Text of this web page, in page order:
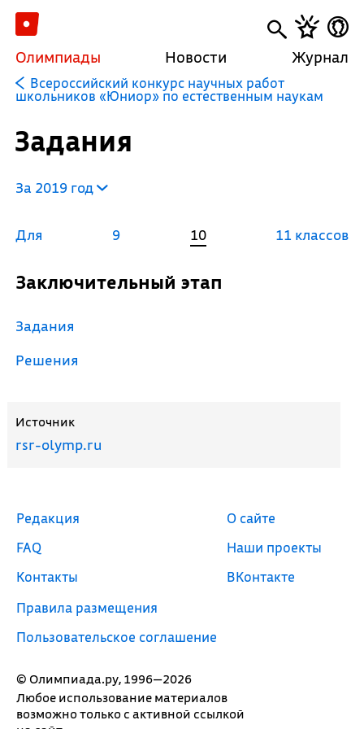
Олимпиады Новости Журнал
Всероссийский конкурс научных работ
школьников «Юниор» по естественным наукам
Задания
За 2019 год
Для 9 10 11 классов
Заключительный этап
Задания
Решения
Источник
rsr-olymp.ru
© Олимпиада.ру, 1996—2026
Любое использование материалов
возможно только с активной ссылкой
Редакция
FAQ
Контакты
Правила размещения
Пользовательское соглашение
О сайте
Наши проекты
ВКонтакте